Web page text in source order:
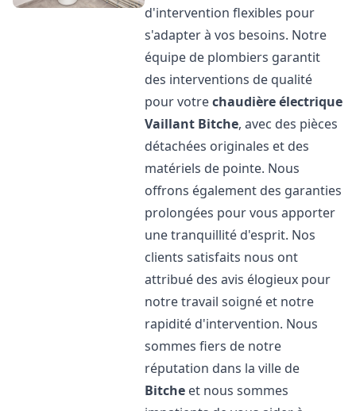
d'intervention flexibles pour
s'adapter à vos besoins. Notre
équipe de plombiers garantit
des interventions de qualité
pour votrechaudière électrique
Vaillant Bitche, avec des pièces
détachées originales et des
matériels de pointe. Nous
offrons également des garanties
prolongées pour vous apporter
une tranquillité d'esprit. Nos
clients satisfaits nous ont
attribué des avis élogieux pour
notre travail soigné et notre
rapidité d'intervention. Nous
sommes fiers de notre
réputation dans la ville de
Bitche et nous sommes